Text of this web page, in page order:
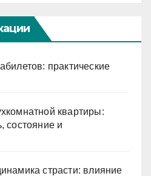
практические
квартиры:
состояние и
страсти: влияние